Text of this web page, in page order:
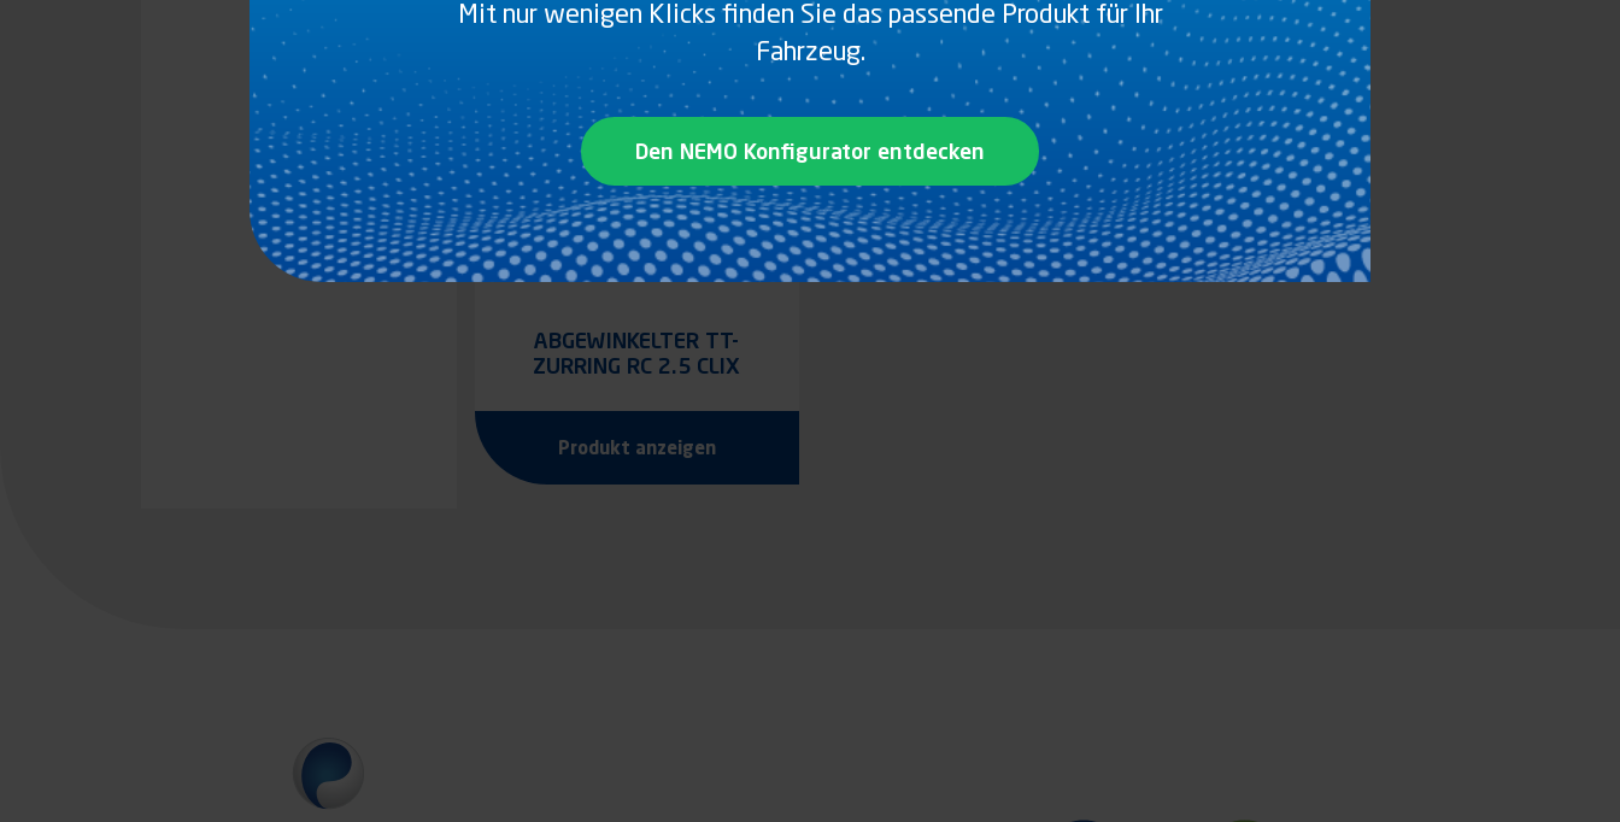
ABGEWINKELTER TT-
ZURRING RC 2.5 CLIX
Produkt anzeigen
Mit nur wenigen Klicks finden Sie das passende Produkt für Ihr
Fahrzeug.
Den NEMO Konfigurator entdecken